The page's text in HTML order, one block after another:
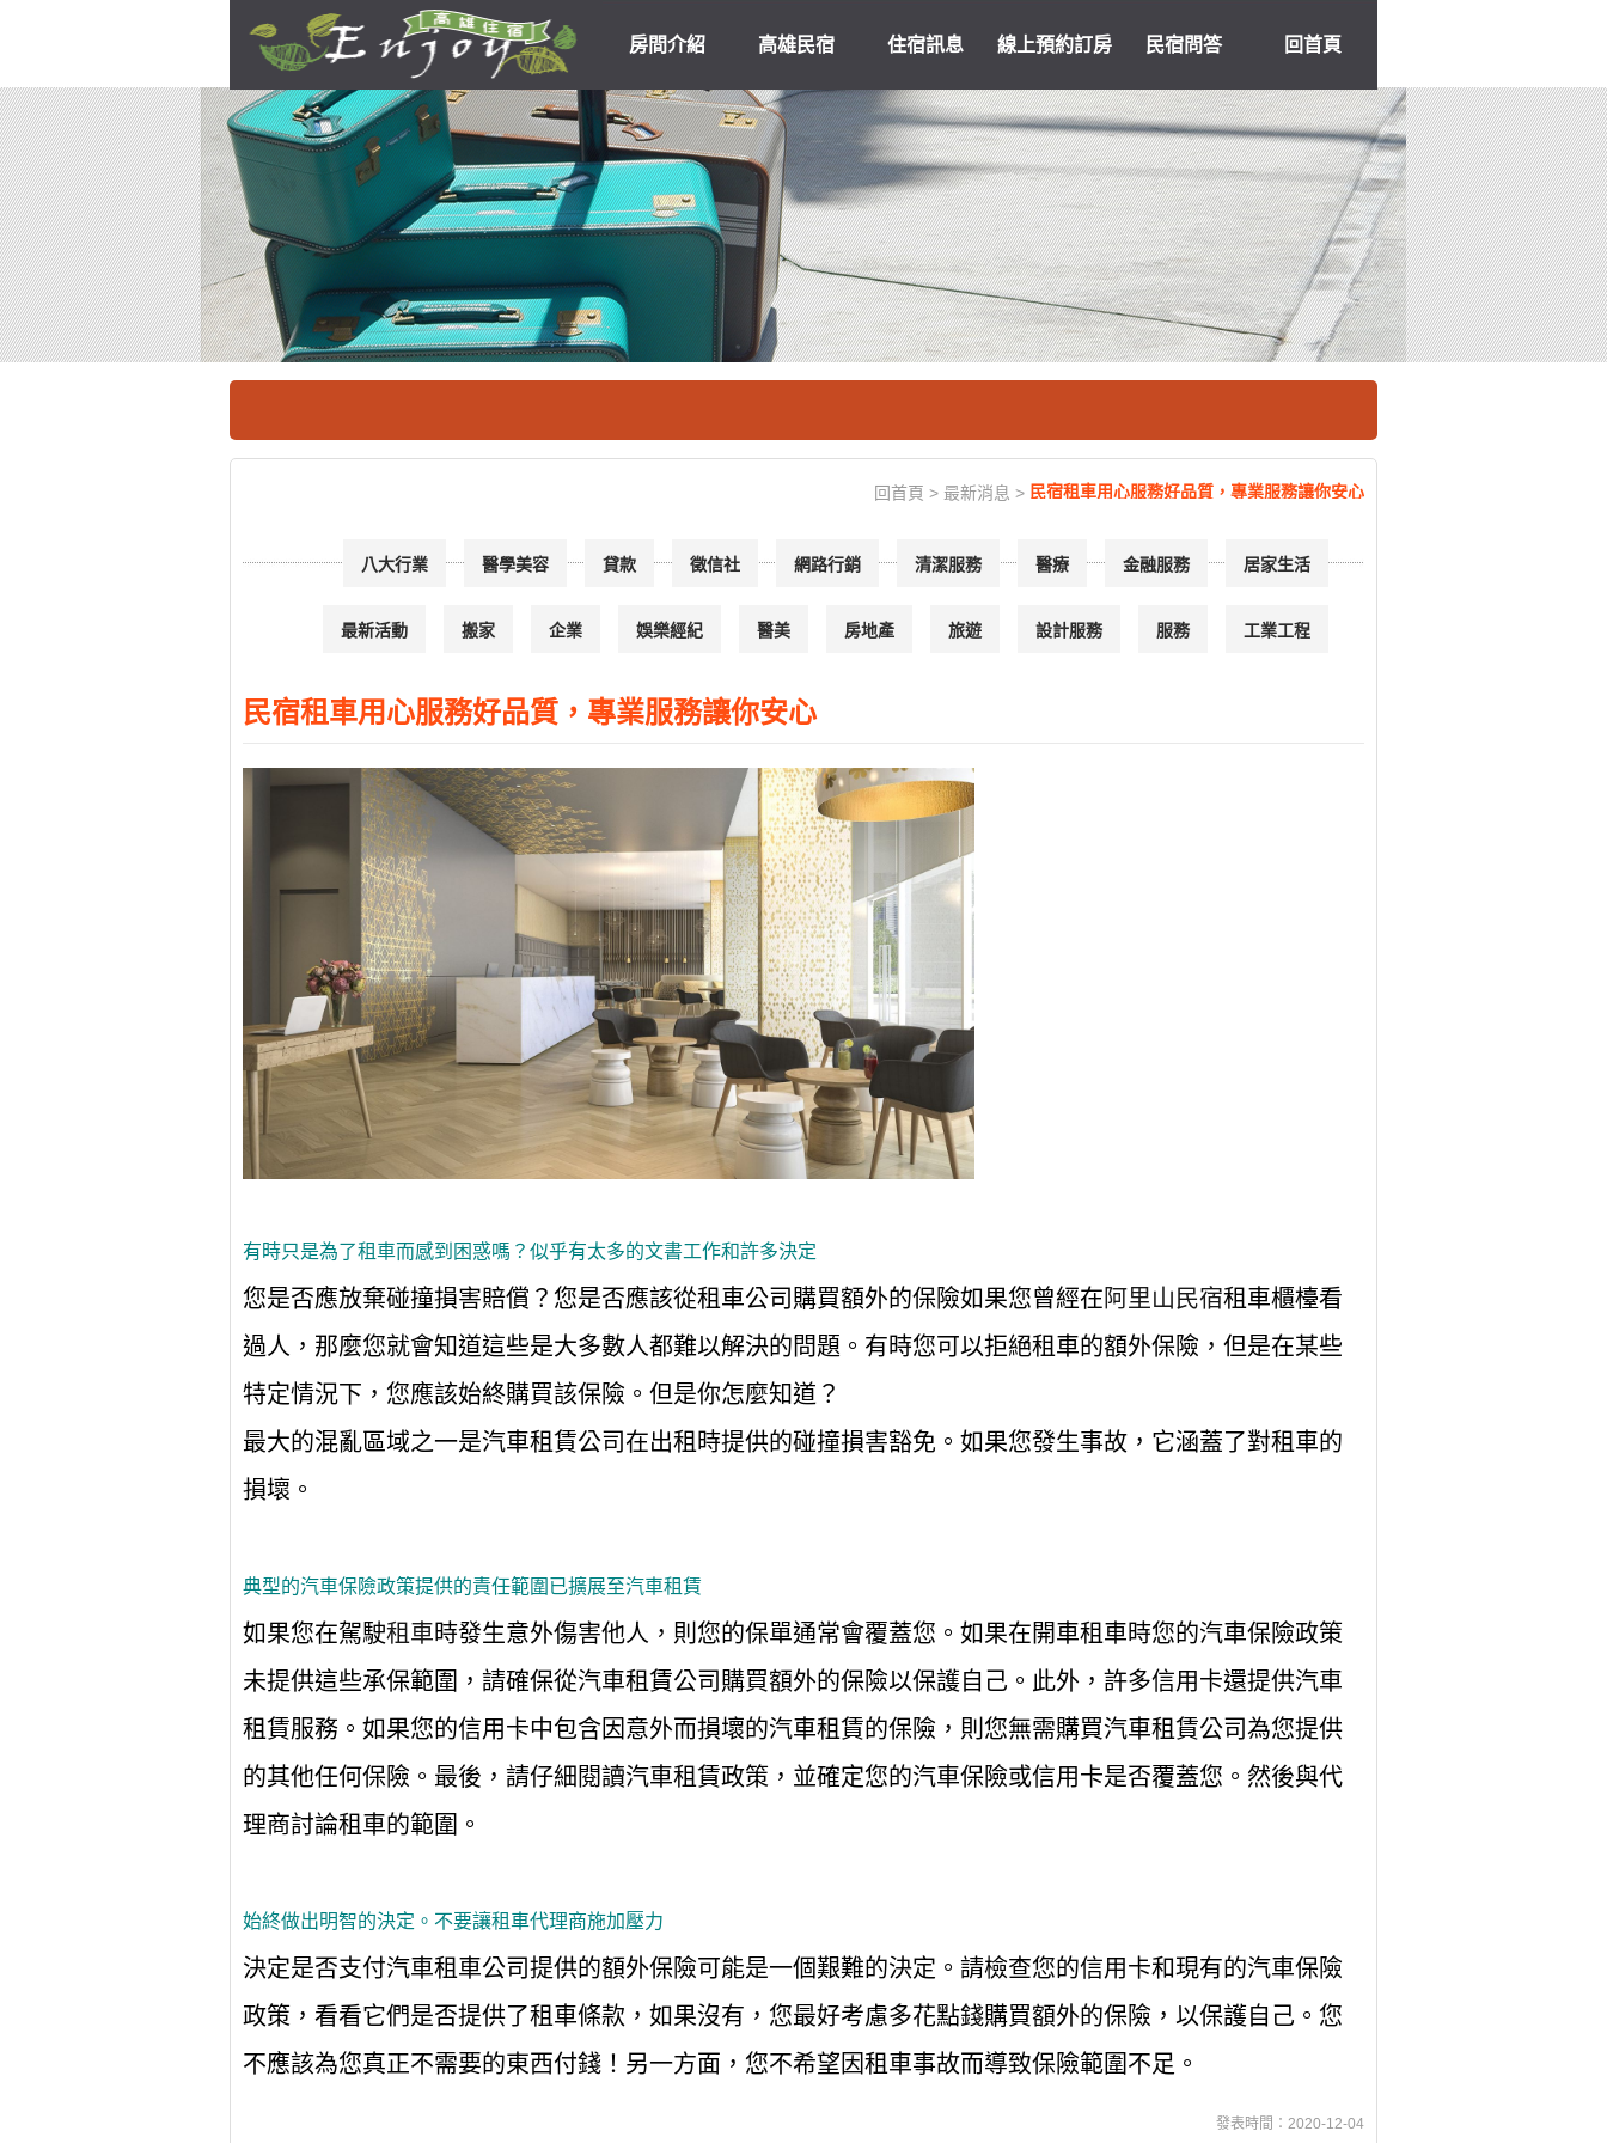
房間介紹 高雄民宿 住宿訊息 線上預約訂房 民宿問答 回首頁
高雄民宿住宿
優惠
關於我們
回首頁 > 最新消息 > 民宿租車用心服務好品質，專業服務讓你安心
居家生活
金融服務
醫療
清潔服務
網路行銷
徵信社
貸款
醫學美容
八大行業
工業工程
服務
設計服務
旅遊
房地產
醫美
娛樂經紀
企業
搬家
最新活動
民宿租車用心服務好品質，專業服務讓你安心
有時只是為了租車而感到困惑嗎？似乎有太多的文書工作和許多決定
您是否應放棄碰撞損害賠償？您是否應該從租車公司購買額外的保險如果您曾經在阿里山民宿租車櫃檯看
過人，那麼您就會知道這些是大多數人都難以解決的問題。有時您可以拒絕租車的額外保險，但是在某些
特定情況下，您應該始終購買該保險。但是你怎麼知道？
最大的混亂區域之一是汽車租賃公司在出租時提供的碰撞損害豁免。如果您發生事故，它涵蓋了對租車的
損壞。
典型的汽車保險政策提供的責任範圍已擴展至汽車租賃
如果您在駕駛租車時發生意外傷害他人，則您的保單通常會覆蓋您。如果在開車租車時您的汽車保險政策
未提供這些承保範圍，請確保從汽車租賃公司購買額外的保險以保護自己。此外，許多信用卡還提供汽車
租賃服務。如果您的信用卡中包含因意外而損壞的汽車租賃的保險，則您無需購買汽車租賃公司為您提供
的其他任何保險。最後，請仔細閱讀汽車租賃政策，並確定您的汽車保險或信用卡是否覆蓋您。然後與代
理商討論租車的範圍。
始終做出明智的決定。不要讓租車代理商施加壓力
決定是否支付汽車租車公司提供的額外保險可能是一個艱難的決定。請檢查您的信用卡和現有的汽車保險
政策，看看它們是否提供了租車條款，如果沒有，您最好考慮多花點錢購買額外的保險，以保護自己。您
不應該為您真正不需要的東西付錢！另一方面，您不希望因租車事故而導致保險範圍不足。
發表時間：2020-12-04